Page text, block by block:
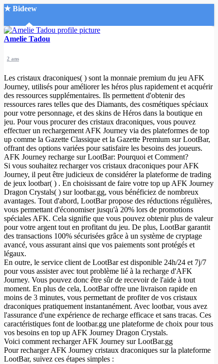
★ Bideew
Accueil
Recherche Avancée
Mon compte
Connexion
Créer un compte
Mode nuit
Amelie Tadou
2 ans
Les cristaux draconiques( ) sont la monnaie premium du jeu AFK
Journey, utilisés pour améliorer les héros plus rapidement et acquérir
des ressources supplémentaires. Ils permettent d'obtenir des
ressources rares telles que des Diamants, des cosmétiques spéciaux
pour votre personnage, et des skins de Héros dans la boutique en
jeu. Pour vous procurer des cristaux draconiques, vous pouvez
effectuer un rechargement AFK Journey via des plateformes de top
up comme la Gazette Classique et la Gazette Premium sur LootBar,
offrant des options variées pour satisfaire les besoins des joueurs.
AFK Journey recharge sur LootBar: Pourquoi et Comment?
Si vous souhaitez recharger vos cristaux draconiques pour AFK
Journey, il peut être judicieux de considérer la plateforme de trading
de jeux lootbar( ) . En choisissant de faire votre top up AFK Journey
Dragon Crystals( ) sur lootbar.gg, vous bénéficiez de nombreux
avantages. Tout d'abord, LootBar propose des réductions régulières,
vous permettant d'économiser jusqu'à 20% lors de promotions
spéciales AFK. Cela signifie que vous pouvez obtenir plus de valeur
pour votre argent tout en profitant du jeu. De plus, LootBar garantit
des transactions 100% sécurisées grâce à un système de cryptage
avancé, vous assurant ainsi que vos paiements sont protégés et
légaux.
En outre, le service client de LootBar est disponible 24h/24 et 7j/7
pour vous assister avec tout problème lié à la recharge d'AFK
Journey. Vous pouvez donc être sûr de recevoir de l'aide à tout
moment. En plus de cela, LootBar offre une livraison rapide en
moins de 3 minutes, vous permettant de profiter de vos cristaux
draconiques pratiquement instantanément. Avec lootbar, vous avez
l'assurance d'une expérience de recharge efficace et sans tracas. Ces
caractéristiques font de lootbar.gg une plateforme de choix pour tous
vos besoins en top up AFK Journey Dragon Crystals.
Voici comment recharger AFK Journey sur LootBar.gg
Pour recharger AFK Journey cristaux draconiques sur la plateforme
LootBar, suivez ces étapes simples :